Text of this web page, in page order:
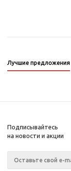
Лучшие предложения
Подписывайтесь
на новости и акции